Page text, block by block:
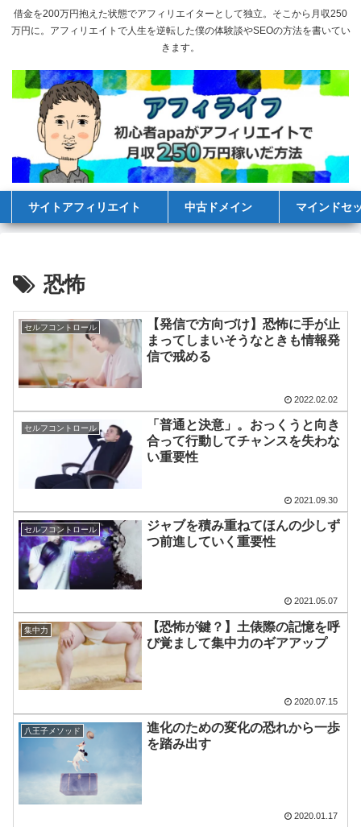
借金を200万円抱えた状態でアフィリエイターとして独立。そこから月収250
万円に。アフィリエイトで人生を逆転した僕の体験談やSEOの方法を書いてい
きます。
サイトアフィリエイト 中古ドメイン マインドセ
恐怖
セルフコントロール
【発信で方向づけ】恐怖に手が止
まってしまいそうなときも情報発
信で戒める
2022.02.02
セルフコントロール
「普通と決意」。おっくうと向き
合って行動してチャンスを失わな
い重要性
2021.09.30
セルフコントロール
ジャブを積み重ねてほんの少しず
つ前進していく重要性
2021.05.07
集中力
【恐怖が鍵？】土俵際の記憶を呼
び覚まして集中力のギアアップ
2020.07.15
八王子メソッド
進化のための変化の恐れから一歩
を踏み出す
2020.01.17